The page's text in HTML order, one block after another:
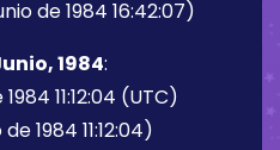
de 1984 16:42:07)
1984:
11:12:04 (UTC)
1984 11:12:04)